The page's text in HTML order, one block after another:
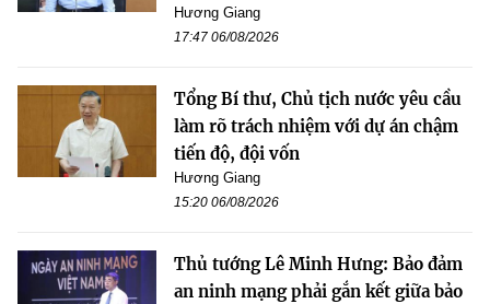
Hương Giang
17:47 06/08/2026
Tổng Bí thư, Chủ tịch nước yêu cầu
làm rõ trách nhiệm với dự án chậm
tiến độ, đội vốn
Hương Giang
15:20 06/08/2026
Thủ tướng Lê Minh Hưng: Bảo đảm
an ninh mạng phải gắn kết giữa bảo